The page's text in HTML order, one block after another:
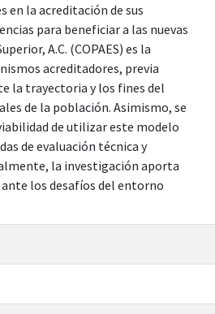
en la acreditación de sus
para beneficiar a las nuevas
A.C. (COPAES) es la
acreditadores, previa
la trayectoria y los fines del
de la población. Asimismo, se
de utilizar este modelo
de evaluación técnica y
la investigación aporta
los desafíos del entorno